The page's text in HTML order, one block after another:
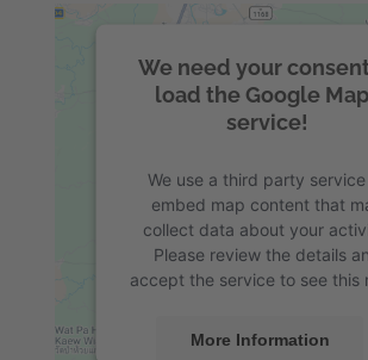
We need your
load the Google
service!
We use a third party
embed map content that
collect data about your
Please review the details
accept the service to see this
More Information